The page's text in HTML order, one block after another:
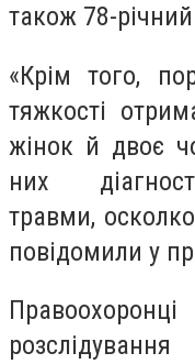
також 78-
«Крім того,
тяжкості
жінок й двоє
них
травми,
повідомили у